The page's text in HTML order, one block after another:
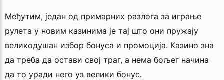
Међутим, један од примарних разлога за играње
рулета у новим казинима је тај што они пружају
великодушан избор бонуса и промоција. Казино зна
да треба да остави свој траг, а нема бољег начина
да то уради него уз велики бонус.